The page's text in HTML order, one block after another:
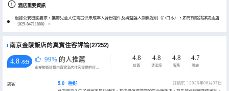
酒店重要資訊
根據公安機關要求，攜帶兒童入住需提供未成年人身份證件及與監護人關係證明（戶口本），如有問題請詳詢酒店
（025-84711888）。
南京金陵飯店的真實住客評論(27252)
4.8 /5分 99% 的人推薦
永安旅遊評價由真實酒店住客提供的評價。
4.8
位置
4.8
清潔度
4.8
服務
4.7
設施
訪客
5.0 極好
評價於：2026年08月07日